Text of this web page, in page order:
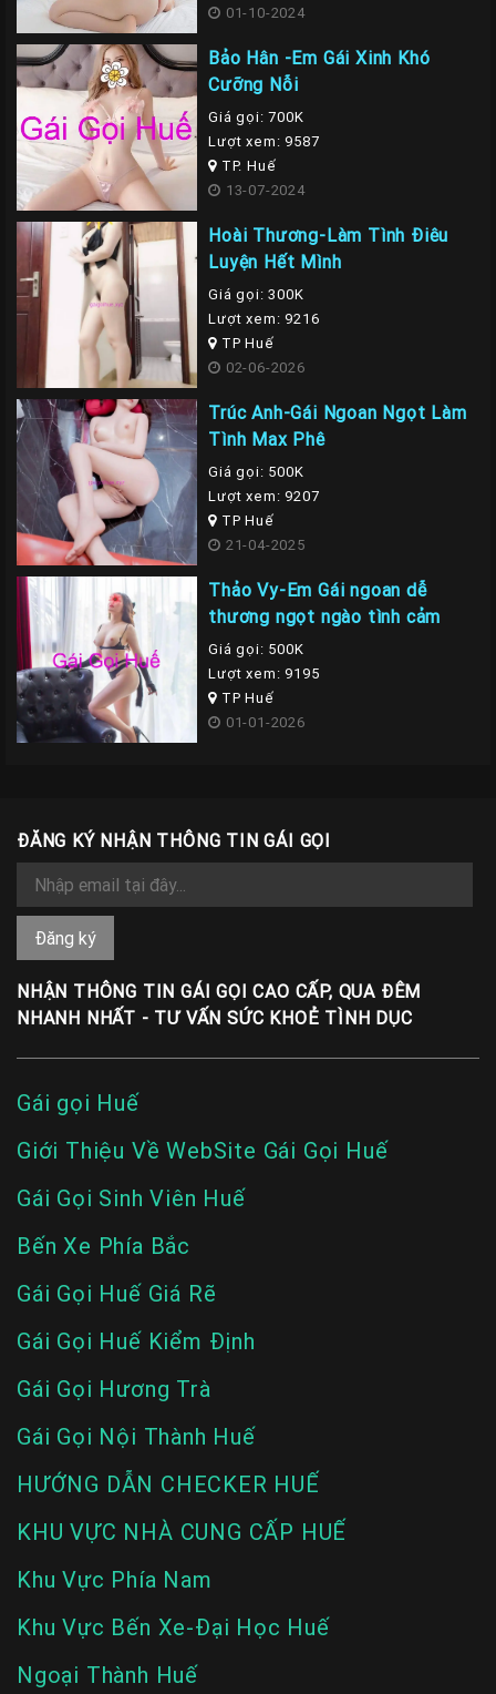
01-10-2024
Bảo Hân -Em Gái Xinh Khó
Cưỡng Nỗi
Giá gọi: 700K
Lượt xem: 9587
TP. Huế
13-07-2024
Hoài Thương-Làm Tình Điêu
Luyện Hết Mình
Giá gọi: 300K
Lượt xem: 9216
TP Huế
02-06-2026
Trúc Anh-Gái Ngoan Ngọt Làm
Tình Max Phê
Giá gọi: 500K
Lượt xem: 9207
TP Huế
21-04-2025
Thảo Vy-Em Gái ngoan dễ
thương ngọt ngào tình cảm
Giá gọi: 500K
Lượt xem: 9195
TP Huế
01-01-2026
ĐĂNG KÝ NHẬN THÔNG TIN GÁI GỌI
NHẬN THÔNG TIN GÁI GỌI CAO CẤP, QUA ĐÊM
NHANH NHẤT - TƯ VẤN SỨC KHOẺ TÌNH DỤC
Gái gọi Huế
Giới Thiệu Về WebSite Gái Gọi Huế
Gái Gọi Sinh Viên Huế
Bến Xe Phía Bắc
Gái Gọi Huế Giá Rẽ
Gái Gọi Huế Kiểm Định
Gái Gọi Hương Trà
Gái Gọi Nội Thành Huế
HƯỚNG DẪN CHECKER HUẾ
KHU VỰC NHÀ CUNG CẤP HUẾ
Khu Vực Phía Nam
Khu Vực Bến Xe-Đại Học Huế
Ngoại Thành Huế